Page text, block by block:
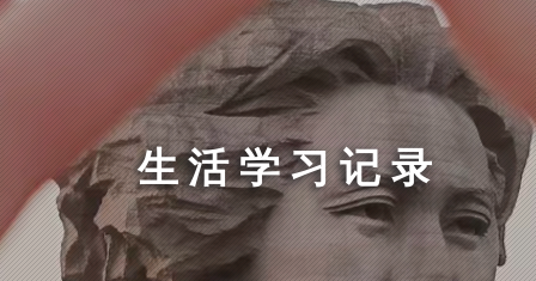
生活学习记录